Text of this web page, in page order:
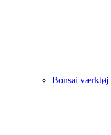
Bonsai værktøj